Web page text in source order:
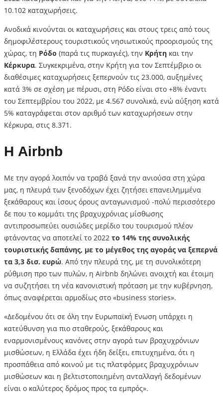
10.102 καταχωρήσεις.
Ανοδικά κινούνται οι καταχωρήσεις και στους τρεις από τους
δημοφιλέστερους τουριστικούς νησιωτικούς προορισμούς της
χώρας, τη Ρόδο (παρά τις πυρκαγιές), την Κρήτη και την
Κέρκυρα. Συγκεκριμένα, στην Κρήτη για τον Σεπτέμβριο οι
διαθέσιμες καταχωρήσεις ξεπερνούν τις 23.000, αυξημένες
κατά 3% σε σχέση με πέρυσι, στη Ρόδο είναι στο +8% έναντι
του Σεπτεμβρίου του 2022, με 4.567 συνολικά, ενώ αύξηση κατά
5% καταγράφεται στον αριθμό των καταχωρήσεων στην
Κέρκυρα, στις 8.371.
Η Airbnb
Με την αγορά λοιπόν να τραβά ξανά την ανιούσα στη χώρα
μας, η πλευρά των ξενοδόχων έχει ζητήσει επανειλημμένα
ξεκάθαρους και ίσους όρους ανταγωνισμού -πολύ περισσότερο
δε που το κομμάτι της βραχυχρόνιας μίσθωσης
αντιπροσωπεύει ουσιώδες μερίδιο του τουρισμού πλέον
φτάνοντας να αποτελεί το 2022 το 14% της συνολικής
τουριστικής δαπάνης, με το μέγεθος της αγοράς να ξεπερνά
τα 3,3 δισ. ευρώ. Από την πλευρά της, με τη συνολικότερη
ρύθμιση προ των πυλών, η Airbnb δηλώνει ανοιχτή και έτοιμη
να συζητήσει τη νέα κανονιστική πρόταση με την κυβέρνηση,
όπως αναφέρεται αρμοδίως στο «business stories».
«Δεδομένου ότι σε όλη την Ευρωπαϊκή Ενωση υπάρχει η
κατεύθυνση για πιο σταθερούς, ξεκάθαρους και
εναρμονισμένους κανόνες στην αγορά των βραχυχρόνιων
μισθώσεων, η Ελλάδα έχει ήδη δείξει, επιτυχημένα, ότι η
προσπάθεια από κοινού με τις πλατφόρμες βραχυχρόνιων
μισθώσεων και η βελτιστοποιημένη ανταλλαγή δεδομένων
είναι ο καλύτερος δρόμος προς τα εμπρός».